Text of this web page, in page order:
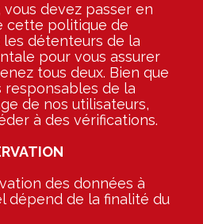
vous devez passer en
cette politique de
détenteurs de la
pour vous assurer
tous deux. Bien que
responsables de la
de nos utilisateurs,
à des vérifications.
des données à
dépend de la finalité du